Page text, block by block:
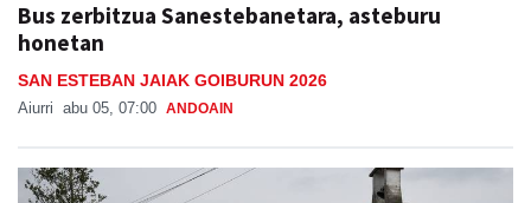
Bus zerbitzua Sanestebanetara, asteburu
honetan
SAN ESTEBAN JAIAK GOIBURUN 2026
Aiurri abu 05, 07:00 ANDOAIN